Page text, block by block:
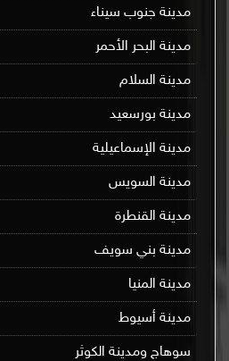
مدينة جنوب سيناء
مدينة البحر الأحمر
مدينة السلام
مدينة بورسعيد
مدينة الإسماعيلية
مدينة السويس
مدينة القنطرة
مدينة بني سويف
مدينة المنيا
مدينة أسيوط
سوهاج ومدينة الكوثر